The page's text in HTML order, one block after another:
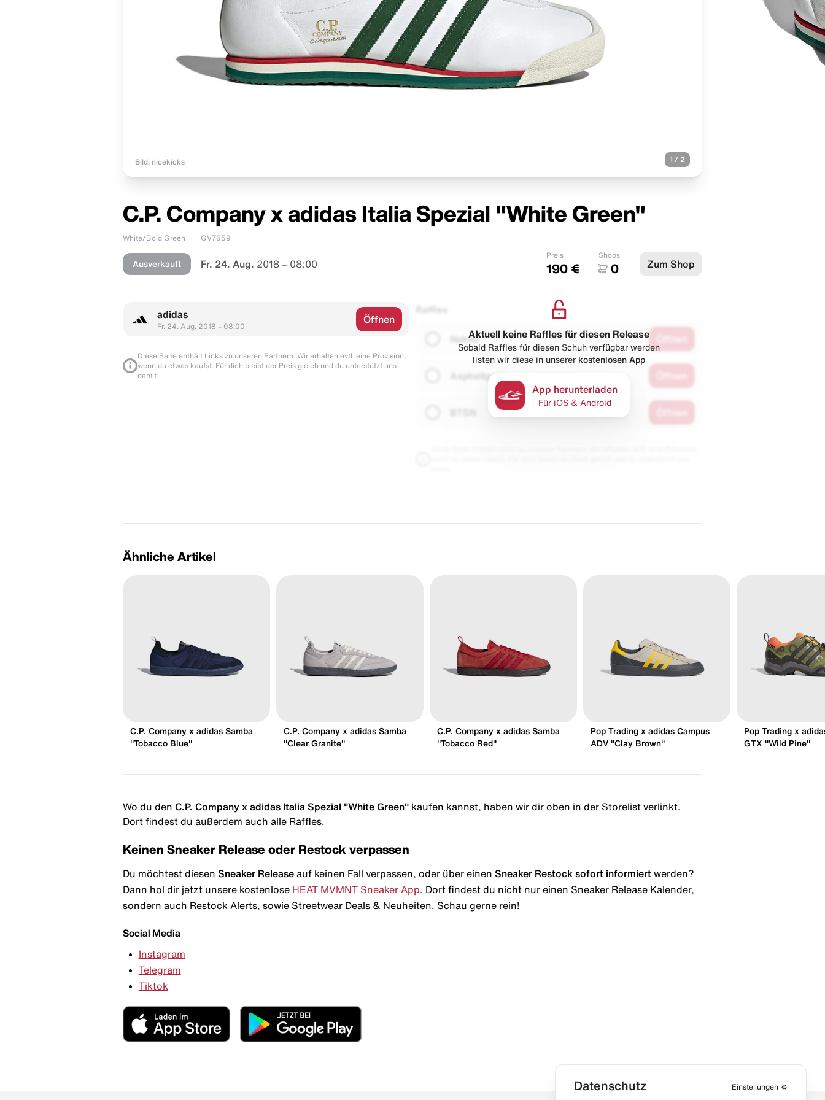
Bild: nicekicks 1 / 2
C.P. Company x adidas Italia Spezial "White Green"
White/Bold Green GV7659
Ausverkauft Fr. 24. Aug. 2018 – 08:00
Preis
190 €
Shops
0 Zum Shop
adidas
Fr. 24. Aug. 2018 – 08:00
Öffnen
Diese Seite enthält Links zu unseren Partnern. Wir erhalten evtl. eine Provision,
wenn du etwas kaufst. Für dich bleibt der Preis gleich und du unterstützt uns
damit.
Raffles
Naked
Asphaltgold
Aktuell keine Raffles für diesen Release
Sobald Raffles für diesen Schuh verfügbar werden
listen wir diese in unserer kostenlosen App
App herunterladen
Für iOS & Android
Ähnliche Artikel
C.P. Company x adidas Samba
"Tobacco Blue"
C.P. Company x adidas Samba
"Clear Granite"
C.P. Company x adidas Samba
"Tobacco Red"
Pop Trading x adidas Campus
ADV "Clay Brown"
Pop Trading x
GTX "Wild Pine"
Wo du den C.P. Company x adidas Italia Spezial "White Green" kaufen kannst, haben wir dir oben in der Storelist verlinkt.
Dort findest du außerdem auch alle Raffles.
Keinen Sneaker Release oder Restock verpassen
Du möchtest diesen Sneaker Release auf keinen Fall verpassen, oder über einen Sneaker Restock sofort informiert werden?
Dann hol dir jetzt unsere kostenlose HEAT MVMNT Sneaker App . Dort findest du nicht nur einen Sneaker Release Kalender,
sondern auch Restock Alerts, sowie Streetwear Deals & Neuheiten. Schau gerne rein!
Social Media
Instagram
Telegram
Tiktok
Datenschutz Einstellungen ⚙️